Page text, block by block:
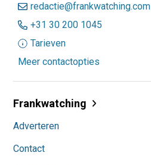
redactie@frankwatching.com
+31 30 200 1045
Tarieven
Meer contactopties
Frankwatching
Adverteren
Contact